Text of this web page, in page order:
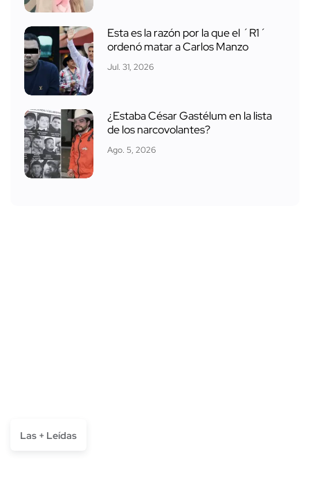
Esta es la razón por la que el ´R1´
ordenó matar a Carlos Manzo
Jul. 31, 2026
¿Estaba César Gastélum en la lista
de los narcovolantes?
Ago. 5, 2026
Las + Leídas